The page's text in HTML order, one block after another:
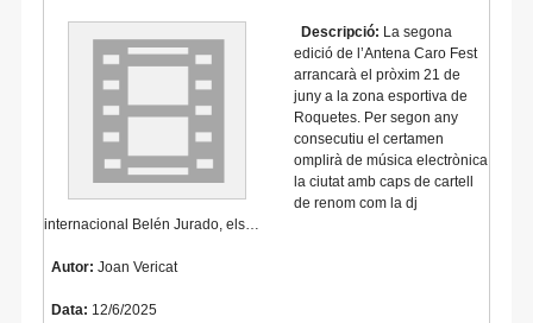
Descripció: La segona
edició de l’Antena Caro Fest
arrancarà el pròxim 21 de
juny a la zona esportiva de
Roquetes. Per segon any
consecutiu el certamen
omplirà de música electrònica
la ciutat amb caps de cartell
de renom com la dj
internacional Belén Jurado, els…
Autor: Joan Vericat
Data: 12/6/2025